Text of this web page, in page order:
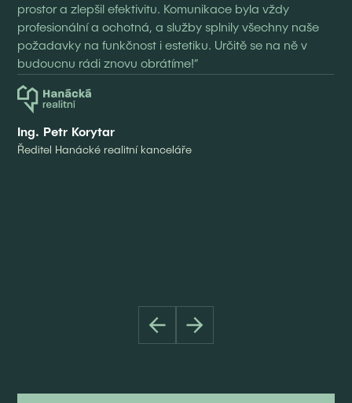
prostor a zlepšil efektivitu. Komunikace byla vždy
profesionální a ochotná, a služby splnily všechny naše
požadavky na funkčnost i estetiku. Určitě se na ně v
budoucnu rádi znovu obrátíme!“
Ing. Petr Korytar
Ředitel Hanácké realitní kanceláře